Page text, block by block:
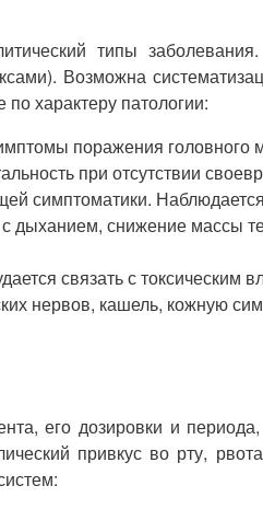
типы
Возможна
характеру патологии:
поражения головного
при отсутствии
симптоматики.
дыханием, снижение массы
связать с токсическим
нервов, кашель, кожную
его дозировки и
привкус во рту,